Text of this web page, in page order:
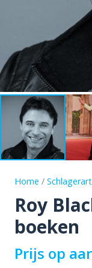
Home /
Roy
boeken
Prijs op